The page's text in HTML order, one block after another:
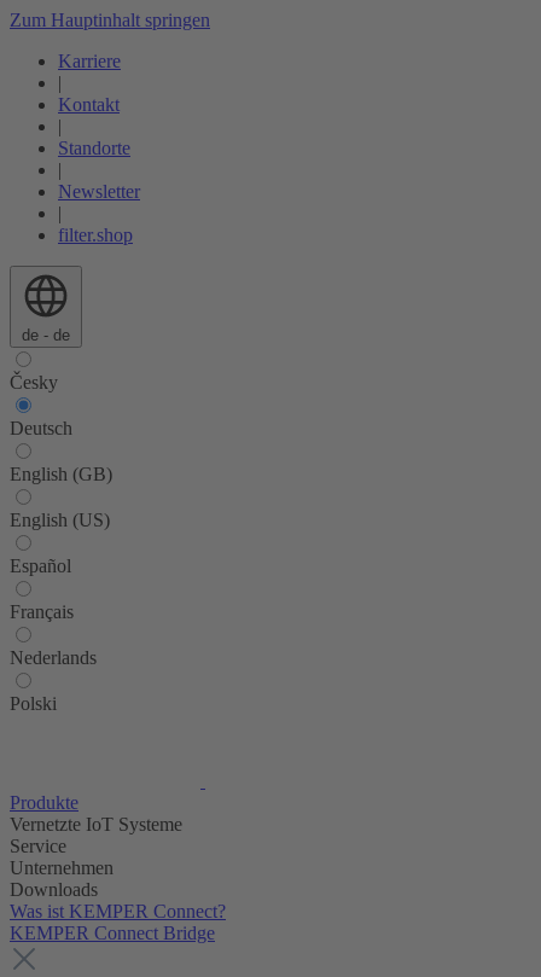
Zum Hauptinhalt springen
Karriere
|
Kontakt
|
Standorte
|
Newsletter
|
filter.shop
de - de
Česky
Deutsch
English (GB)
English (US)
Español
Français
Nederlands
Polski
Produkte
Vernetzte IoT Systeme
Service
Unternehmen
Downloads
Was ist KEMPER Connect?
KEMPER Connect Bridge